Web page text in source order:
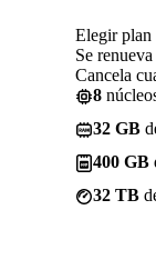
Elegir plan
Se
Cancela
8
32 GB
400 GB
32 TB